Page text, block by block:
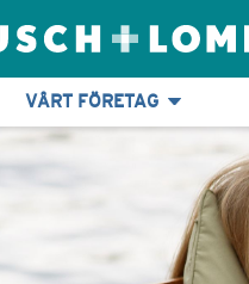
VÅRT FÖRETAG